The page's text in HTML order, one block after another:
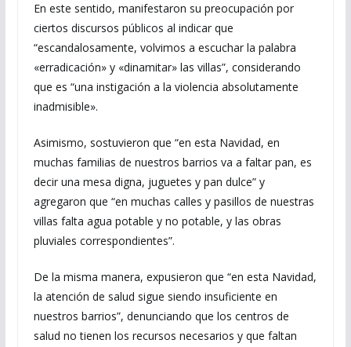
En este sentido, manifestaron su preocupación por
ciertos discursos públicos al indicar que
“escandalosamente, volvimos a escuchar la palabra
«erradicación» y «dinamitar» las villas”, considerando
que es “una instigación a la violencia absolutamente
inadmisible».
Asimismo, sostuvieron que “en esta Navidad, en
muchas familias de nuestros barrios va a faltar pan, es
decir una mesa digna, juguetes y pan dulce” y
agregaron que “en muchas calles y pasillos de nuestras
villas falta agua potable y no potable, y las obras
pluviales correspondientes”.
De la misma manera, expusieron que “en esta Navidad,
la atención de salud sigue siendo insuficiente en
nuestros barrios”, denunciando que los centros de
salud no tienen los recursos necesarios y que faltan